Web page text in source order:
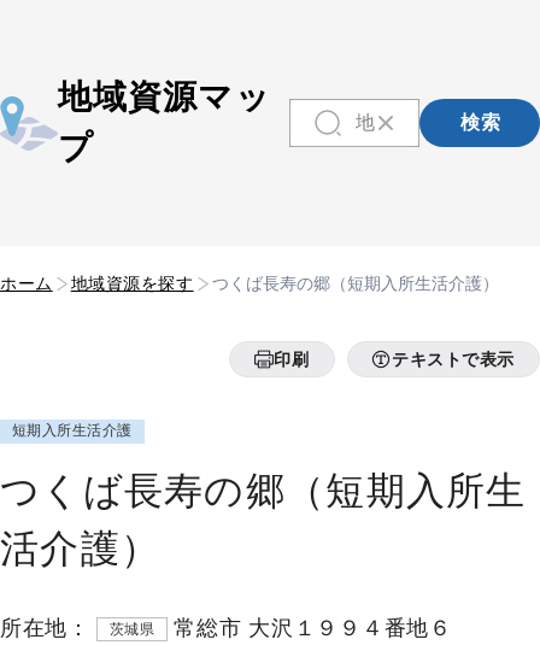
地域資源マッ
プ
検索
ホーム 地域資源を探す つくば長寿の郷（短期入所生活介護）
印刷 テキストで表示
短期入所生活介護
つくば長寿の郷（短期入所生
活介護）
所在地： 茨城県
常総市 大沢１９９４番地６